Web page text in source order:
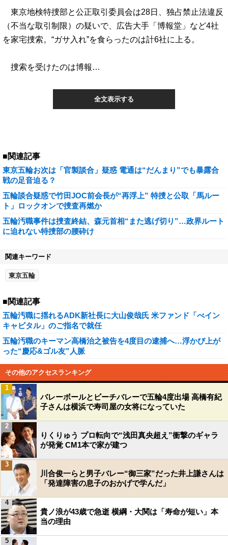
東京地検特捜部と公正取引委員会は28日、独占禁止法違反
（不当な取引制限）の疑いで、広告大手「博報堂」など4社
を家宅捜索。“ガサ入れ”を食らったのは計6社に上る。
捜索を受けたのは博報…
全文表示する
■関連記事
東京五輪お次は「官製談合」疑惑 電通は“だんまり”でも暴露合
戦の足音迫る？
五輪談合疑惑で竹田JOC前会長が“再浮上” 特捜と公取「馬ルー
ト」ロックオンで捜査再燃か
五輪汚職事件は捜査終結、森元首相“また逃げ切り”…政界ルート
に迫れない特捜部の腰砕け
関連キーワード
東京五輪
■関連記事
五輪汚職に揺れるADK新社長に大山俊哉氏 米ファンド「べイン
キャピタル」のご指名で就任
五輪汚職のキーマン高橋治之被告を4度目の逮捕へ…浮かび上が
った“慶応&ゴル友”人脈
その他のアクセスランキング
バレーボールとビーチバレーで五輪4度出場 高橋有紀
子さんは横浜で寿司屋の女将になっていた
1
りくりゅう プロ転向で“浅田真央超え”衝撃のギャラ
が発覚 CM1本で家が建つ
2
川合俊一らと男子バレー“御三家”だった井上謙さんは
「発達障害の息子のおかげで学んだ」
3
貴ノ浪が43歳で急逝 横綱・大関は「寿命が短い」本
当の理由
4
5